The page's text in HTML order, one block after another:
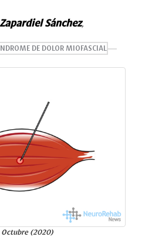
Sánchez,
DE DOLOR MIOFASCIAL
Octubre (2020)